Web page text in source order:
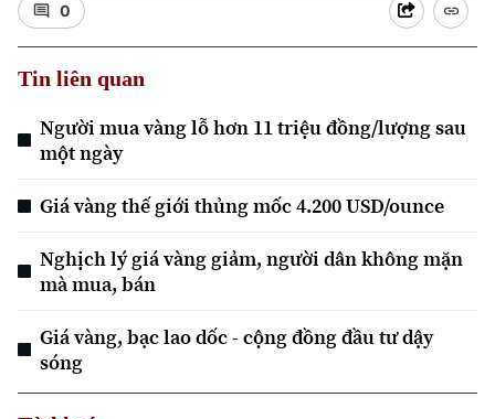
Xu hướng
0
Tin liên quan
Người mua vàng lỗ hơn 11 triệu đồng/lượng sau
một ngày
Giá vàng thế giới thủng mốc 4.200 USD/ounce
Nghịch lý giá vàng giảm, người dân không mặn
mà mua, bán
Giá vàng, bạc lao dốc - cộng đồng đầu tư dậy
sóng